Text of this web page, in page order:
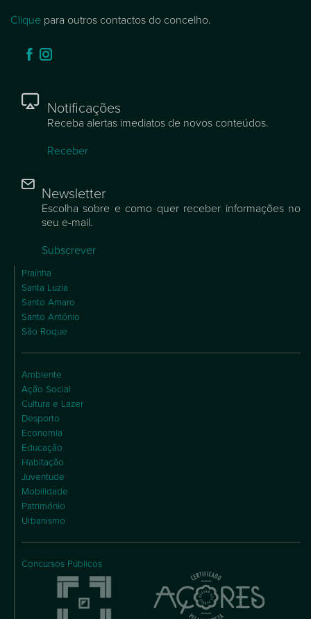
Clique para outros contactos do concelho.
Notificações
Receba alertas imediatos de novos conteúdos.
Receber
Newsletter
Escolha sobre e como quer receber informações no
seu e-mail.
Subscrever
Praínha
Santa Luzia
Santo Amaro
Santo António
São Roque
Ambiente
Ação Social
Cultura e Lazer
Desporto
Economia
Educação
Habitação
Juventude
Mobilidade
Património
Urbanismo
Concursos Públicos